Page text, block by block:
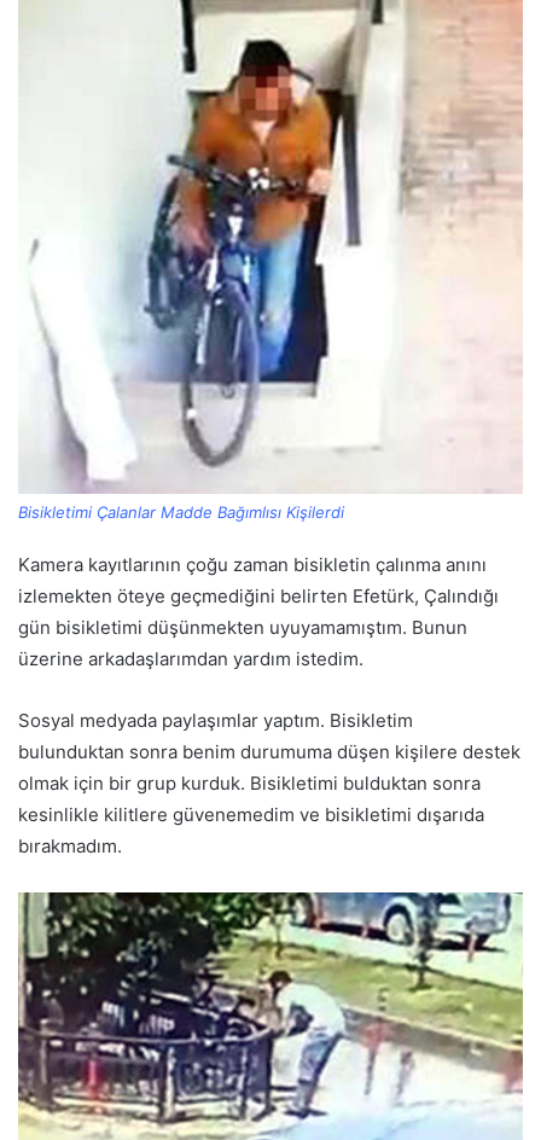
Bisikletimi Çalanlar Madde Bağımlısı Kişilerdi
Kamera kayıtlarının çoğu zaman bisikletin çalınma anını
izlemekten öteye geçmediğini belirten Efetürk, Çalındığı
gün bisikletimi düşünmekten uyuyamamıştım. Bunun
üzerine arkadaşlarımdan yardım istedim.
Sosyal medyada paylaşımlar yaptım. Bisikletim
bulunduktan sonra benim durumuma düşen kişilere destek
olmak için bir grup kurduk. Bisikletimi bulduktan sonra
kesinlikle kilitlere güvenemedim ve bisikletimi dışarıda
bırakmadım.